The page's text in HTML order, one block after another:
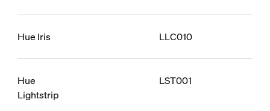
Hue Iris LLC010
Hue
Lightstrip
LST001